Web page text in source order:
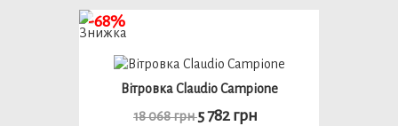
Вітровка Claudio Campione
18 068 грн 5 782 грн
-68%